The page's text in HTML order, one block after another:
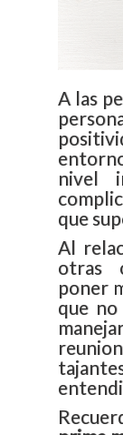
Ser
A las
nivel
que
Al
otras
poner
que no